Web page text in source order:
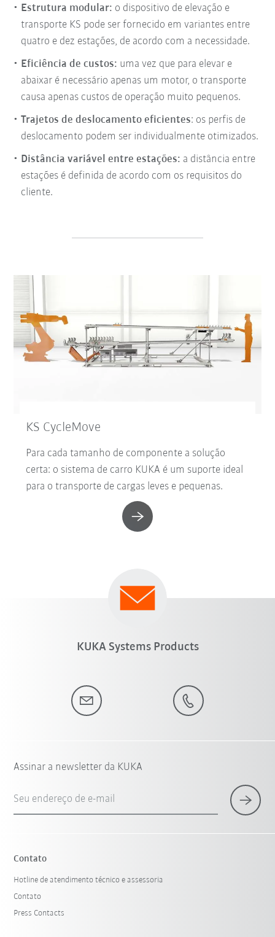
Estrutura modular: o dispositivo de elevação e
transporte KS pode ser fornecido em variantes entre
quatro e dez estações, de acordo com a necessidade.
Eficiência de custos: uma vez que para elevar e
abaixar é necessário apenas um motor, o transporte
causa apenas custos de operação muito pequenos.
Trajetos de deslocamento eficientes: os perfis de
deslocamento podem ser individualmente otimizados.
Distância variável entre estações: a distância entre
estações é definida de acordo com os requisitos do
cliente.
KS CycleMove
Para cada tamanho de componente a solução
certa: o sistema de carro KUKA é um suporte ideal
para o transporte de cargas leves e pequenas.
KUKA Systems Products
Assinar a newsletter da KUKA
Seu endereço de e-mail
Contato
Hotline de atendimento técnico e assessoria
Contato
Press Contacts